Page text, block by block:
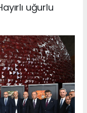
uğurlu